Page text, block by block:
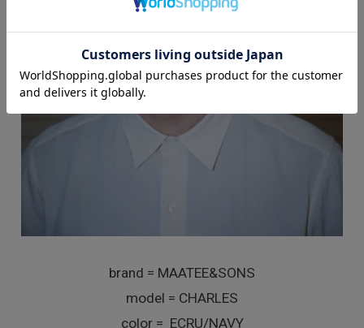
brand = MAATEE&SONS
model = CHARLES
color = ECRU/NAVY